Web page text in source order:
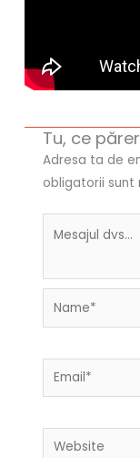
Tu, ce
Adresa ta de
obligatorii sunt
Name*
Email*
Website